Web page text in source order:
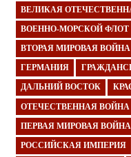
ВЕЛИКАЯ
ВОЕННО-МОРСКОЙ ФЛОТ
ВТОРАЯ МИРОВАЯ ВОЙНА
ГЕРМАНИЯ
ДАЛЬНИЙ ВОСТОК
ОТЕЧЕСТВЕННАЯ ВОЙНА
ПЕРВАЯ МИРОВАЯ ВОЙНА
РОССИЙСКАЯ ИМПЕРИЯ